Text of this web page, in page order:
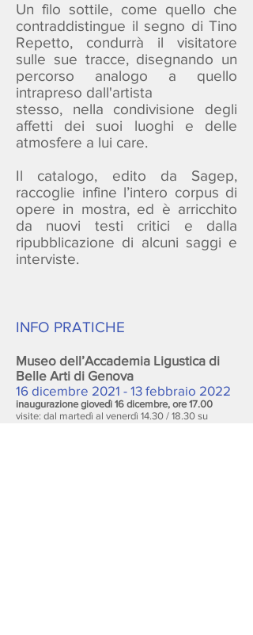
Un filo sottile, come quello che
contraddistingue il segno di Tino
Repetto, condurrà il visitatore
sulle sue tracce, disegnando un
percorso analogo a quello
intrapreso dall'artista
stesso, nella condivisione degli
affetti dei suoi luoghi e delle
atmosfere a lui care.
Il catalogo, edito da Sagep,
raccoglie infine l’intero corpus di
opere in mostra, ed è arricchito
da nuovi testi critici e dalla
ripubblicazione di alcuni saggi e
interviste.
INFO PRATICHE
Museo dell’Accademia Ligustica di
Belle Arti di Genova
16 dicembre 2021 - 13 febbraio 2022
inaugurazione giovedì 16 dicembre, ore 17.00
visite: dal martedì al venerdì 14.30 / 18.30 su